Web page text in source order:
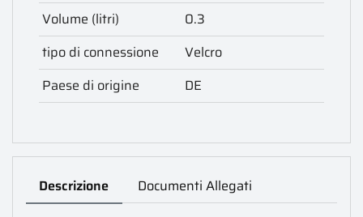
Volume (litri)
0.3
tipo di connessione
Velcro
Paese di origine
DE
Descrizione Documenti Allegati